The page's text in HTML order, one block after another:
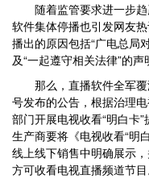
随着监管要求进一步趋
软件集体停播也引发网友
播出的原因包括“广电总局
及“一起遵守相关法律”的声
那么，直播软件全军覆
号发布的公告，根据治理
部门开展电视收看“明白卡
生产商要将《电视收看“明
线上线下销售中明确展示
方可收看电视直播频道节目